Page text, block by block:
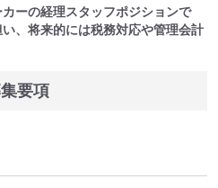
ーの経理スタッフポジションで
、将来的には税務対応や管理会計
要項